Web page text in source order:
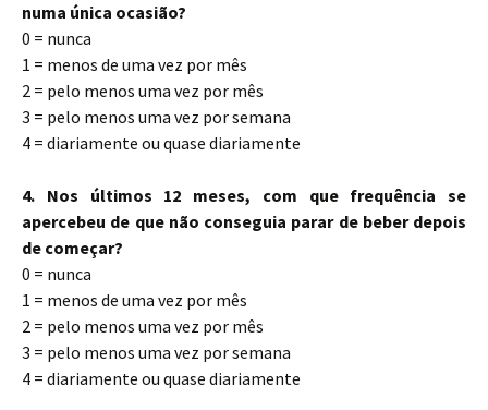
numa única ocasião?
0 = nunca
1 = menos de uma vez por mês
2 = pelo menos uma vez por mês
3 = pelo menos uma vez por semana
4 = diariamente ou quase diariamente
4. Nos últimos 12 meses, com que frequência se
apercebeu de que não conseguia parar de beber depois
de começar?
0 = nunca
1 = menos de uma vez por mês
2 = pelo menos uma vez por mês
3 = pelo menos uma vez por semana
4 = diariamente ou quase diariamente